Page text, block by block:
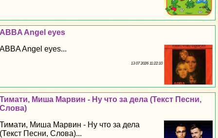
ABBA Angel eyes
ABBA Angel eyes...
13 07 2026 11:22:10
Тимати, Миша Марвин - Ну что за дела (Текст Песни,
Слова)
Тимати, Миша Марвин - Ну что за дела
(Текст Песни, Слова)...